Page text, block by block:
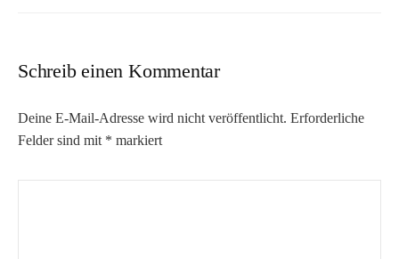
Schreib einen Kommentar
Deine E-Mail-Adresse wird nicht veröffentlicht. Erforderliche
Felder sind mit * markiert